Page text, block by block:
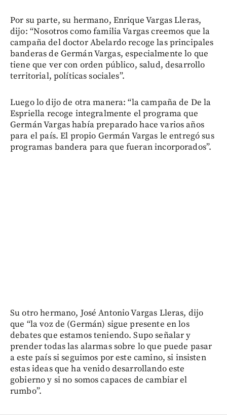
Por su parte, su hermano, Enrique Vargas Lleras,
dijo: “Nosotros como familia Vargas creemos que la
campaña del doctor Abelardo recoge las principales
banderas de Germán Vargas, especialmente lo que
tiene que ver con orden público, salud, desarrollo
territorial, políticas sociales”.
Luego lo dijo de otra manera: “la campaña de De la
Espriella recoge integralmente el programa que
Germán Vargas había preparado hace varios años
para el país. El propio Germán Vargas le entregó sus
programas bandera para que fueran incorporados”.
Su otro hermano, José Antonio Vargas Lleras, dijo
que “la voz de (Germán) sigue presente en los
debates que estamos teniendo. Supo señalar y
prender todas las alarmas sobre lo que puede pasar
a este país si seguimos por este camino, si insisten
estas ideas que ha venido desarrollando este
gobierno y si no somos capaces de cambiar el
rumbo”.